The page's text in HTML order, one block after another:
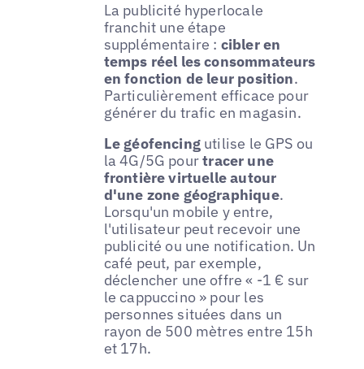
La publicité hyperlocale
franchit une étape
supplémentaire : cibler en
temps réel les consommateurs
en fonction de leur position.
Particulièrement efficace pour
générer du trafic en magasin.
Le géofencingutilise le GPS ou
la 4G/5G pourtracer une
frontière virtuelle autour
d'une zone géographique.
Lorsqu'un mobile y entre,
l'utilisateur peut recevoir une
publicité ou une notification. Un
café peut, par exemple,
déclencher une offre « -1 € sur
le cappuccino » pour les
personnes situées dans un
rayon de 500 mètres entre 15h
et 17h.